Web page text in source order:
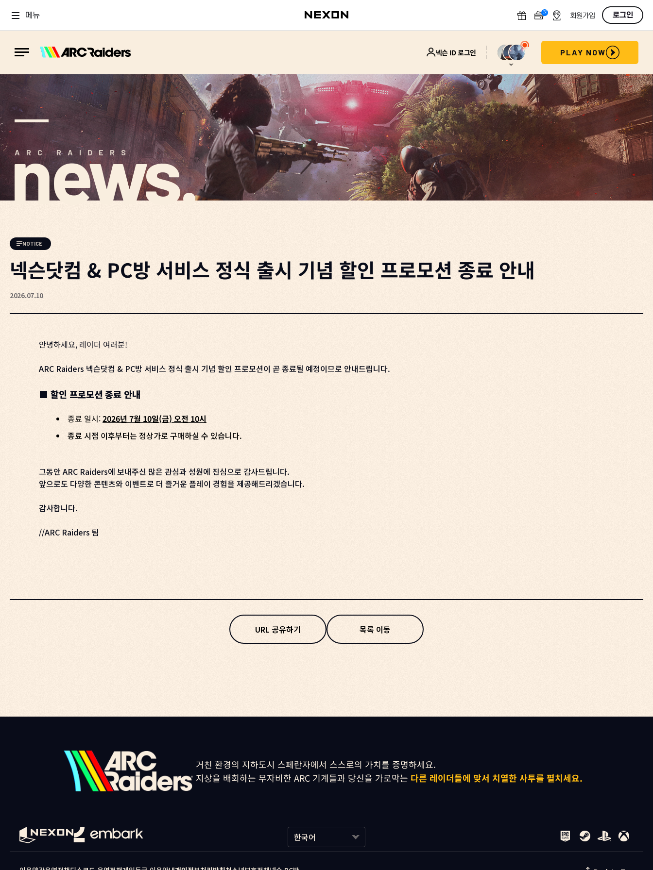
메뉴 N OFF회원가입 로그인
넥슨 ID 로그인 PLAY NOW
ARC RAIDERS
news.
NOTICE
넥슨닷컴 & PC방 서비스 정식 출시 기념 할인 프로모션 종료 안내
2026.07.10
안녕하세요, 레이더 여러분!
ARC Raiders 넥슨닷컴 & PC방 서비스 정식 출시 기념 할인 프로모션이 곧 종료될 예정이므로 안내드립니다.
■ 할인 프로모션 종료 안내
종료 일시:2026년 7월 10일(금) 오전 10시
종료 시점 이후부터는 정상가로 구매하실 수 있습니다.
그동안 ARC Raiders에 보내주신 많은 관심과 성원에 진심으로 감사드립니다.
앞으로도 다양한 콘텐츠와 이벤트로 더 즐거운 플레이 경험을 제공해드리겠습니다.
감사합니다.
//ARC Raiders 팀
URL 공유하기 목록 이동
거친 환경의 지하도시 스페란자에서 스스로의 가치를 증명하세요.
지상을 배회하는 무자비한 ARC 기계들과 당신을 가로막는 다른 레이더들에 맞서 치열한 사투를 펼치세요.
한국어